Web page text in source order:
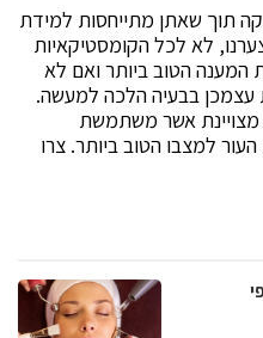
תוך שאתן מתייחסות למידת
לא לכל הקומסטיקאיות
הטוב ביותר ואם לא
בבעיה הלכה למעשה.
מצויינת אשר משתמשת
למצבו הטוב ביותר. צרו